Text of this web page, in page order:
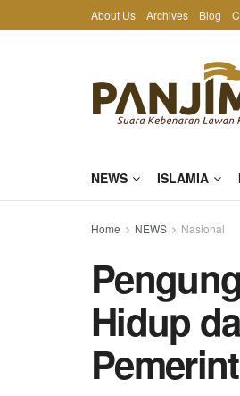
About Us Archives Blog
NEWS ISLAMIA
Home NEWS Nasional
Hidup